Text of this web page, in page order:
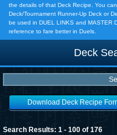
the details of that Deck Recipe. You
Deck/Tournament Runner-Up Deck or
be used in DUEL LINKS and MASTER
reference to fare better in Duels.
Deck
Download Deck Recipe
Search Results: 1 - 100 of 176